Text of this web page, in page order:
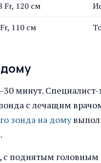
Fr, 120 см
110 см
минут.
зонда с лечащим
зонда на дому
поднятым головным